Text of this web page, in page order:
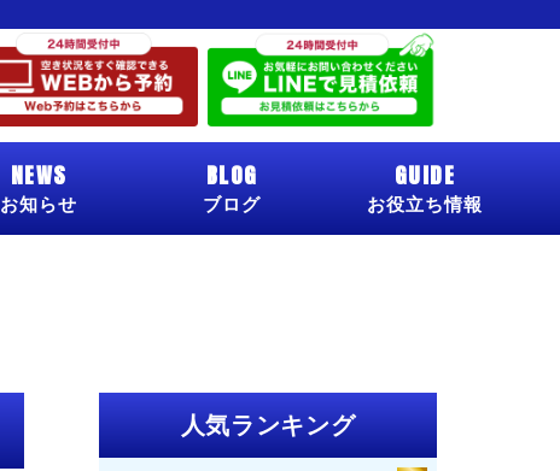
NEWS
お知らせ
BLOG
ブログ
GUIDE
お役立ち情報
人気ランキング